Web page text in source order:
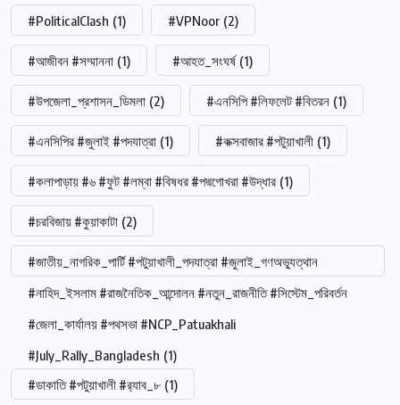
#PoliticalClash (1) #VPNoor (2)
#আজীবন #সম্মাননা (1) #আহত_সংঘর্ষ (1)
#উপজেলা_প্রশাসন_ডিমলা (2) #এনসিপি #লিফলেট #বিতরন (1)
#এনসিপির #জুলাই #পদযাত্রা (1) #কক্সবাজার #পটুয়াখালী (1)
#কলাপাড়ায় #৬ #ফুট #লম্বা #বিষধর #পদ্মগোখরা #উদ্ধার (1)
#চরবিজায় #কুয়াকাটা (2)
#জাতীয়_নাগরিক_পার্টি #পটুয়াখালী_পদযাত্রা #জুলাই_গণঅভ্যুত্থান
#নাহিদ_ইসলাম #রাজনৈতিক_আন্দোলন #নতুন_রাজনীতি #সিস্টেম_পরিবর্তন
#জেলা_কার্যালয় #পথসভা #NCP_Patuakhali
#July_Rally_Bangladesh (1)
#ডাকাতি #পটুয়াখালী #র‍্যাব_৮ (1)